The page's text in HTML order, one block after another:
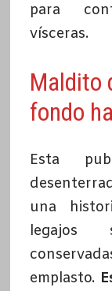
para
vísceras.
Maldito
fondo
Esta
una
legajos
emplasto.